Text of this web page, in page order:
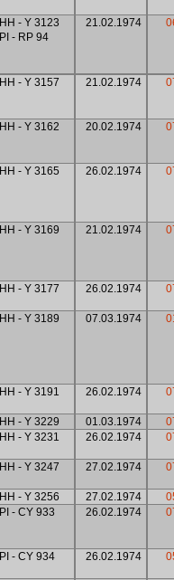
HH - Y 3123
PI - RP 94
21.02.1974
HH - Y 3157 21.02.1974
HH - Y 3162 20.02.1974
HH - Y 3165 26.02.1974
HH - Y 3169 21.02.1974
HH - Y 3177 26.02.1974
HH - Y 3189 07.03.1974
HH - Y 3191 26.02.1974
HH - Y 3229 01.03.1974
HH - Y 3231 26.02.1974
HH - Y 3247 27.02.1974
HH - Y 3256 27.02.1974
PI - CY 933 26.02.1974
PI - CY 934 26.02.1974